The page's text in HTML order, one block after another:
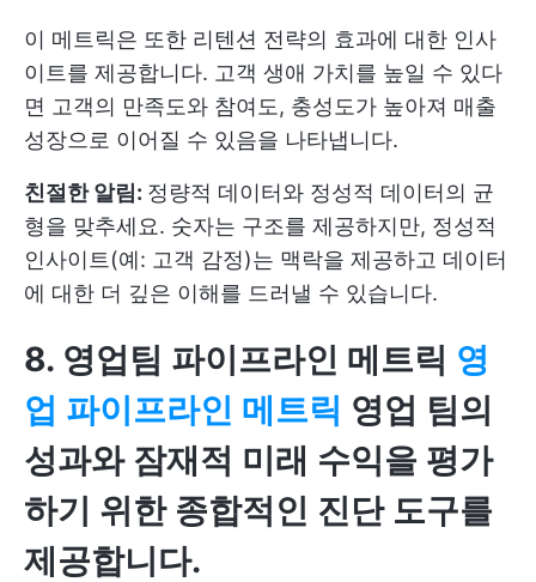
이 메트릭은 또한 리텐션 전략의 효과에 대한 인사
이트를 제공합니다. 고객 생애 가치를 높일 수 있다
면 고객의 만족도와 참여도, 충성도가 높아져 매출
성장으로 이어질 수 있음을 나타냅니다.
친절한 알림: 정량적 데이터와 정성적 데이터의 균
형을 맞추세요. 숫자는 구조를 제공하지만, 정성적
인사이트(예: 고객 감정)는 맥락을 제공하고 데이터
에 대한 더 깊은 이해를 드러낼 수 있습니다.
8. 영업팀 파이프라인 메트릭 영
업 파이프라인 메트릭 영업 팀의
성과와 잠재적 미래 수익을 평가
하기 위한 종합적인 진단 도구를
제공합니다.